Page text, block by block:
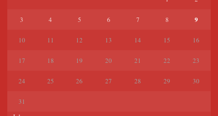
3 4 5 6 7 8 9
10 11 12 13 14 15 16
17 18 19 20 21 22 23
24 25 26 27 28 29 30
31